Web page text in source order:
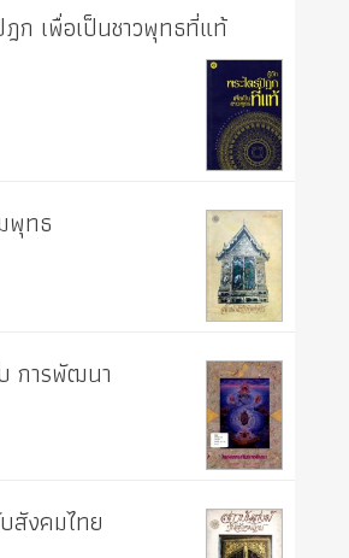
ก เพื่อเป็นชาวพุทธที่แท้
พุทธ
การพัฒนา
สังคมไทย